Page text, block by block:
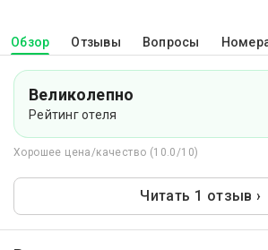
Обзор Отзывы Вопросы
Великолепно
Рейтинг отеля
Хорошее цена/качество (10.0/10)
Читать 1 отзыв ›